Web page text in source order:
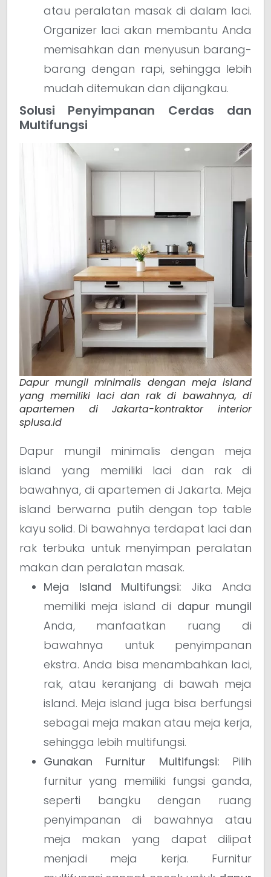
atau peralatan masak di dalam laci.
Organizer laci akan membantu Anda
memisahkan dan menyusun barang-
barang dengan rapi, sehingga lebih
mudah ditemukan dan dijangkau.
Solusi Penyimpanan Cerdas dan
Multifungsi
Dapur mungil minimalis dengan meja island
yang memiliki laci dan rak di bawahnya, di
apartemen di Jakarta-kontraktor interior
splusa.id
Dapur mungil minimalis dengan meja
island yang memiliki laci dan rak di
bawahnya, di apartemen di Jakarta. Meja
island berwarna putih dengan top table
kayu solid. Di bawahnya terdapat laci dan
rak terbuka untuk menyimpan peralatan
makan dan peralatan masak.
Meja Island Multifungsi: Jika Anda
memiliki meja island di dapur mungil
Anda, manfaatkan ruang di
bawahnya untuk penyimpanan
ekstra. Anda bisa menambahkan laci,
rak, atau keranjang di bawah meja
island. Meja island juga bisa berfungsi
sebagai meja makan atau meja kerja,
sehingga lebih multifungsi.
Gunakan Furnitur Multifungsi: Pilih
furnitur yang memiliki fungsi ganda,
seperti bangku dengan ruang
penyimpanan di bawahnya atau
meja makan yang dapat dilipat
menjadi meja kerja. Furnitur